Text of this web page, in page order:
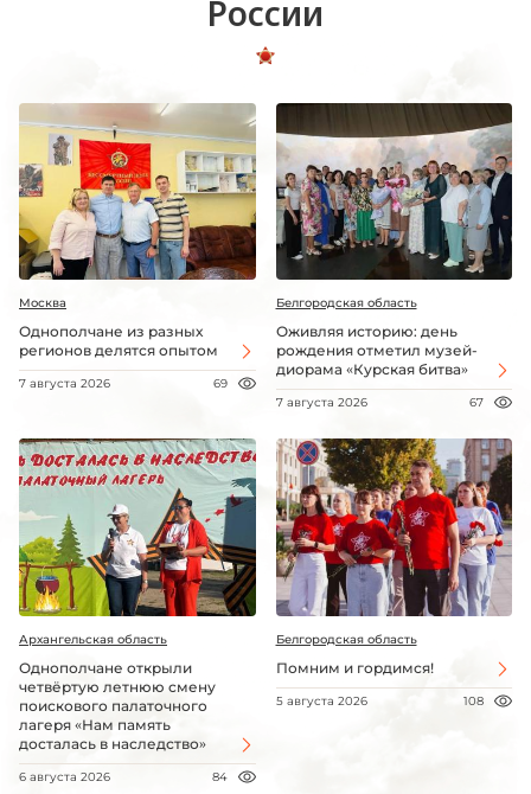
России
Москва
Однополчане из разных
регионов делятся опытом
7 августа 2026 69
Белгородская область
Оживляя историю: день
рождения отметил музей-
диорама «Курская битва»
7 августа 2026 67
Архангельская область
Однополчане открыли
четвёртую летнюю смену
поискового палаточного
лагеря «Нам память
досталась в наследство»
6 августа 2026 84
Белгородская область
Помним и гордимся!
5 августа 2026 108